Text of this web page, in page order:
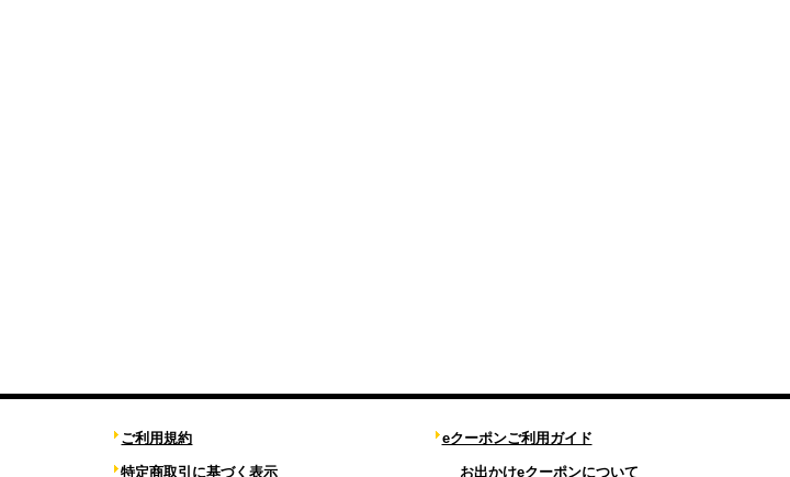
ご利用規約
特定商取引に基づく表示
eクーポンご利用ガイド
お出かけeクーポンについて